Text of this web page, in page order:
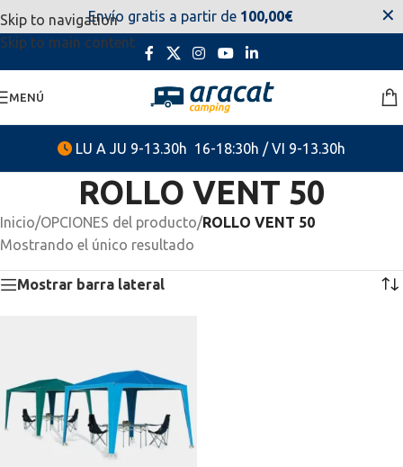
Skip to navigation
Skip to main content
estaremos disponibles. Disculpen las molestias.
MENÚ
LU A JU 9-13.30h 16-18:30h / VI 9-13.30h
ROLLO VENT 50
Inicio/OPCIONES del producto/ROLLO VENT 50
Mostrando el único resultado
Envío gratis a partir de 100,00€ ✕
Mostrar barra lateral